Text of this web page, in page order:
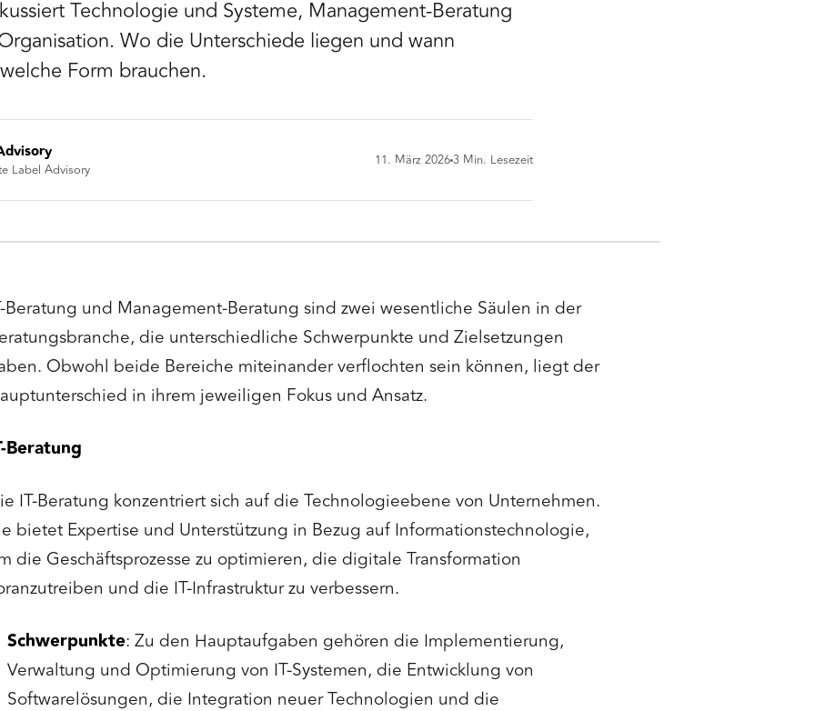
Technologie und Systeme, Management-Beratung
Wo die Unterschiede liegen und wann
Form brauchen.
Label Advisory
11. März 20263 Min. Lesezeit
Beratung und Management-Beratung sind zwei wesentliche Säulen in der
die unterschiedliche Schwerpunkte und Zielsetzungen
Obwohl beide Bereiche miteinander verflochten sein können, liegt der
in ihrem jeweiligen Fokus und Ansatz.
Beratung
IT-Beratung konzentriert sich auf die Technologieebene von Unternehmen.
bietet Expertise und Unterstützung in Bezug auf Informationstechnologie,
die Geschäftsprozesse zu optimieren, die digitale Transformation
und die IT-Infrastruktur zu verbessern.
Schwerpunkte: Zu den Hauptaufgaben gehören die Implementierung,
Verwaltung und Optimierung von IT-Systemen, die Entwicklung von
Softwarelösungen, die Integration neuer Technologien und die